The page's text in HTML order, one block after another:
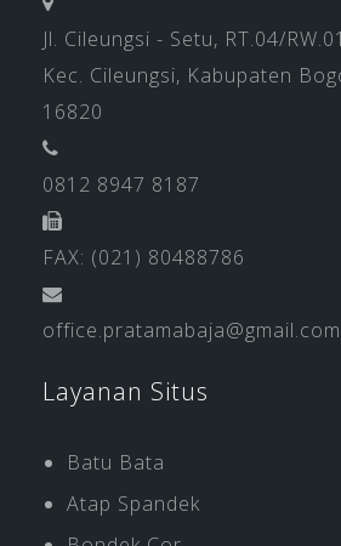
Jl. Cileungsi - Setu, RT.04/
Kec. Cileungsi, Kabupaten
16820
0812 8947 8187
FAX: (021) 80488786
office.pratamabaja@gmail.com
Layanan Situs
Batu Bata
Atap Spandek